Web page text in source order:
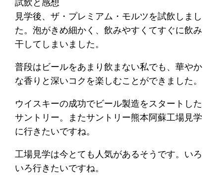
見学後、ザ・プレミアム・モルツを試飲しまし
た。泡がきめ細かく、飲みやすくてすぐに飲み
干してしまいました。
普段はビールをあまり飲まない私でも、華やか
な香りと深いコクを楽しむことができました。
ウイスキーの成功でビール製造をスタートした
サントリー。またサントリー熊本阿蘇工場見学
に行きたいですね。
工場見学は今とても人気があるそうです。いろ
いろ行きたいですね。